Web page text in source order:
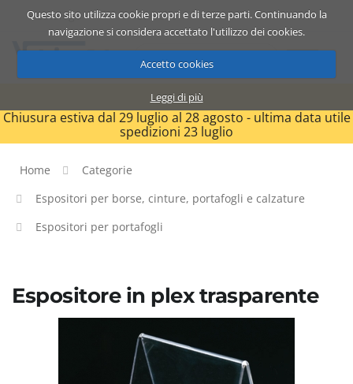
Questo sito utilizza cookie propri e di terze parti. Continuando la
navigazione si considera accettato l'utilizzo dei cookies.
Accetto cookies
Leggi di più
Catalogo Carrello ITA
Chiusura estiva dal 29 luglio al 28 agosto - ultima data utile
spedizioni 23 luglio
Home
Categorie
Espositori per borse, cinture, portafogli e calzature
Espositori per portafogli
Espositore in plex trasparente